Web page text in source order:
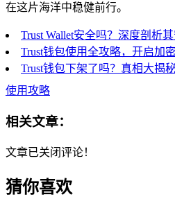
在这片海洋中稳健前行。
Trust Wallet安全吗？深度剖析
Trust钱包使用全攻略，开启加
Trust钱包下架了吗？真相大揭
使用攻略
相关文章：
文章已关闭评论！
猜你喜欢